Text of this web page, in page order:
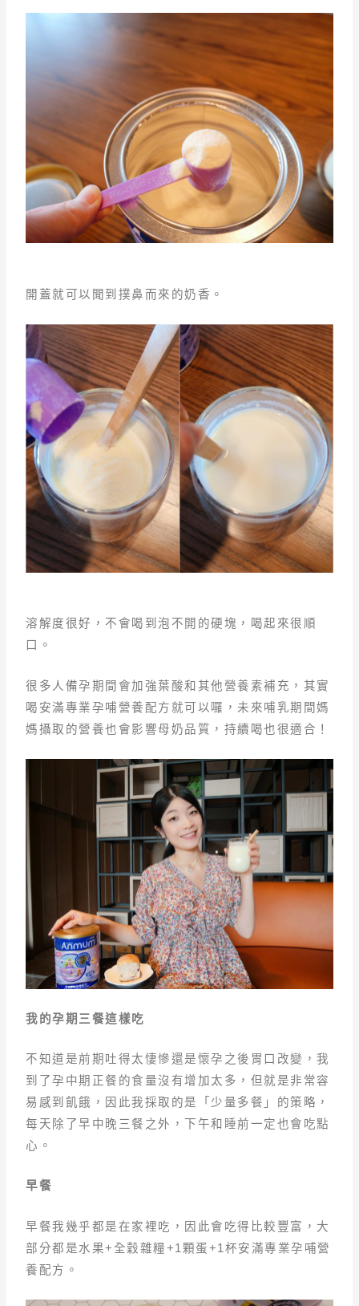
開蓋就可以聞到撲鼻而來的奶香。
溶解度很好，不會喝到泡不開的硬塊，喝起來很順
口。
很多人備孕期間會加強葉酸和其他營養素補充，其實
喝安滿專業孕哺營養配方就可以囉，未來哺乳期間媽
媽攝取的營養也會影響母奶品質，持續喝也很適合！
我的孕期三餐這樣吃
不知道是前期吐得太悽慘還是懷孕之後胃口改變，我
到了孕中期正餐的食量沒有增加太多，但就是非常容
易感到飢餓，因此我採取的是「少量多餐」的策略，
每天除了早中晚三餐之外，下午和睡前一定也會吃點
心。
早餐
早餐我幾乎都是在家裡吃，因此會吃得比較豐富，大
部分都是水果+全穀雜糧+1顆蛋+1杯安滿專業孕哺營
養配方。